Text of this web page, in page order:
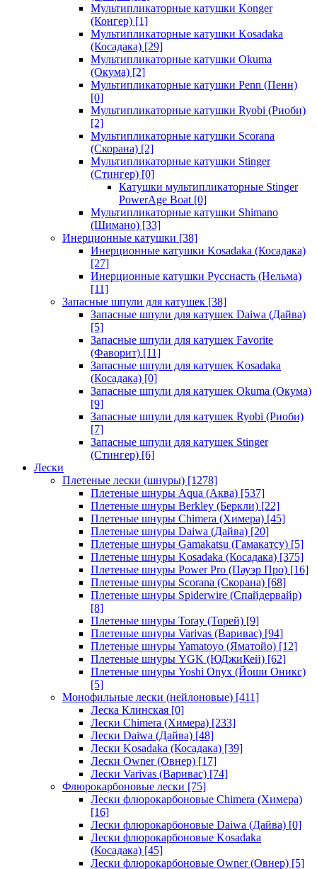
Мультипликаторные катушки Konger
(Конгер) [1]
Мультипликаторные катушки Kosadaka
(Косадака) [29]
Мультипликаторные катушки Okuma
(Окума) [2]
Мультипликаторные катушки Penn (Пенн)
[0]
Мультипликаторные катушки Ryobi (Риоби)
[2]
Мультипликаторные катушки Scorana
(Скорана) [2]
Мультипликаторные катушки Stinger
(Стингер) [0]
Катушки мультипликаторные Stinger
PowerAge Boat [0]
Мультипликаторные катушки Shimano
(Шимано) [33]
Инерционные катушки [38]
Инерционные катушки Kosadaka (Косадака)
[27]
Инерционные катушки Русснасть (Нельма)
[11]
Запасные шпули для катушек [38]
Запасные шпули для катушек Daiwa (Дайва)
[5]
Запасные шпули для катушек Favorite
(Фаворит) [11]
Запасные шпули для катушек Kosadaka
(Косадака) [0]
Запасные шпули для катушек Okuma (Окума)
[9]
Запасные шпули для катушек Ryobi (Риоби)
[7]
Запасные шпули для катушек Stinger
(Стингер) [6]
Лески
Плетеные лески (шнуры) [1278]
Плетеные шнуры Aqua (Аква) [537]
Плетеные шнуры Berkley (Беркли) [22]
Плетеные шнуры Chimera (Химера) [45]
Плетеные шнуры Daiwa (Дайва) [20]
Плетеные шнуры Gamakatsu (Гамакатсу) [5]
Плетеные шнуры Kosadaka (Косадака) [375]
Плетеные шнуры Power Pro (Пауэр Про) [16]
Плетеные шнуры Scorana (Скорана) [68]
Плетеные шнуры Spiderwire (Спайдервайр)
[8]
Плетеные шнуры Toray (Торей) [9]
Плетеные шнуры Varivas (Варивас) [94]
Плетеные шнуры Yamatoyo (Яматойо) [12]
Плетеные шнуры YGK (ЮДжиКей) [62]
Плетеные шнуры Yoshi Onyx (Йоши Оникс)
[5]
Монофильные лески (нейлоновые) [411]
Леска Клинская [0]
Лески Chimera (Химера) [233]
Лески Daiwa (Дайва) [48]
Лески Kosadaka (Косадака) [39]
Лески Owner (Овнер) [17]
Лески Varivas (Варивас) [74]
Флюрокарбоновые лески [75]
Лески флюрокарбоновые Chimera (Химера)
[16]
Лески флюрокарбоновые Daiwa (Дайва) [0]
Лески флюрокарбоновые Kosadaka
(Косадака) [45]
Лески флюрокарбоновые Owner (Овнер) [5]